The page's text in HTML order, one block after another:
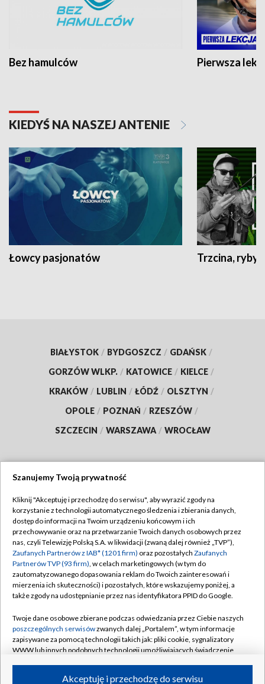
Bez hamulców Pierwsza
KIEDYŚ NA NASZEJ ANTENIE
Łowcy pasjonatów Trzcina, ryby
BIAŁYSTOK / BYDGOSZCZ / GDAŃSK /
GORZÓW WLKP. / KATOWICE / KIELCE /
KRAKÓW / LUBLIN / ŁÓDŹ / OLSZTYN /
OPOLE / POZNAŃ / RZESZÓW /
SZCZECIN / WARSZAWA / WROCŁAW
TVP
Abonament TVP
Emisja w TVP
Centrum informacji TVP
Naziemna Telewizja Cyfrowa
Rada Programowa
System NOS
Informacje o nadawcy
Regulamin TVP
Polityka prywatności
Moje zgody
Pomoc
Kontakt
Kanały
Szanujemy Twoją prywatność
Kliknij "Akceptuję i przechodzę do serwisu", aby wyrazić zgody na
korzystanie z technologii automatycznego śledzenia i zbierania danych,
dostęp do informacji na Twoim urządzeniu końcowym i ich
przechowywanie oraz na przetwarzanie Twoich danych osobowych przez
nas, czyli Telewizję Polską S.A. w likwidacji (zwaną dalej również „TVP”),
Zaufanych Partnerów z IAB* (1201 firm) oraz pozostałych Zaufanych
Partnerów TVP (93 firm), w celach marketingowych (w tym do
zautomatyzowanego dopasowania reklam do Twoich zainteresowań i
mierzenia ich skuteczności) i pozostałych, które wskazujemy poniżej, a
także zgody na udostępnianie przez nas identyfikatora PPID do Google.
Twoje dane osobowe zbierane podczas odwiedzania przez Ciebie naszych
poszczególnych serwisówzwanych dalej „Portalem”, w tym informacje
zapisywane za pomocą technologii takich jak: pliki cookie, sygnalizatory
WWW lub innych podobnych technologii umożliwiających świadczenie
ruchu w Internecie.Akceptuję i przechodzę do serwisu